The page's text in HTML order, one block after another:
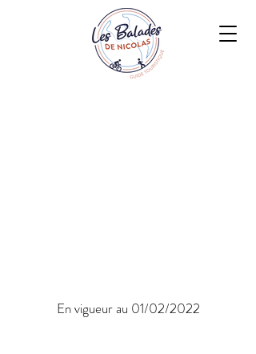
En vigueur au 01/02/2022